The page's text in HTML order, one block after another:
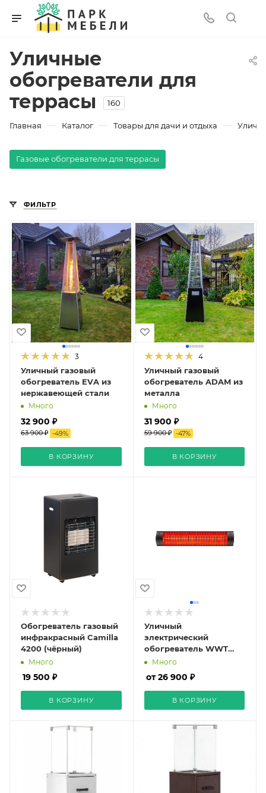
Уличные
обогреватели для
террасы
160
Главная — Каталог — Товары для дачи и отдыха —
Газовые обогреватели для террасы
ФИЛЬТР
3
Уличный газовый
обогреватель EVA из
нержавеющей стали
Много
32 900 ₽
63 900 ₽ -49%
В КОРЗИНУ
4
Уличный газовый
обогреватель ADAM из
металла
Много
31 900 ₽
59 900 ₽ -47%
В КОРЗИНУ
Обогреватель газовый
инфракрасный Camilla
4200 (чёрный)
Много
19 500 ₽
В КОРЗИНУ
Уличный
электрический
обогреватель WWT
ELCON BH-2000
Много
от 26 900 ₽
В КОРЗИНУ